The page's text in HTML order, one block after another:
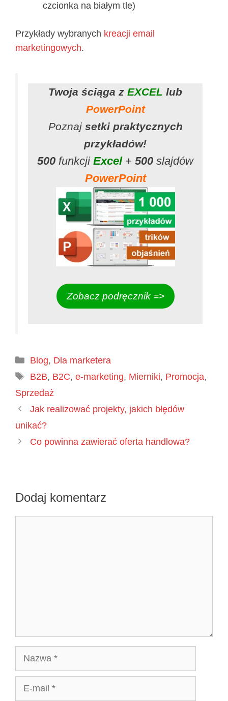
czcionka na białym tle)
Przykłady wybranych kreacji email
marketingowych.
Twoja ściąga z EXCEL lub
PowerPoint
Poznaj setki praktycznych
przykładów!
500 funkcji Excel + 500 slajdów
PowerPoint
Zobacz podręcznik =>
Kategorie
Blog, Dla marketera
Tagi
B2B, B2C, e-marketing, Mierniki, Promocja,
Sprzedaż
Jak realizować projekty, jakich błędów
unikać?
Co powinna zawierać oferta handlowa?
Dodaj komentarz
Nazwa